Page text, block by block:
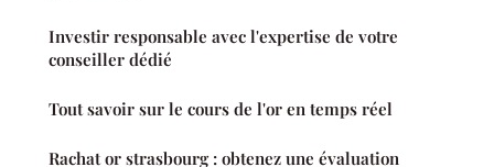
Investir responsable avec l'expertise de votre
conseiller dédié
Tout savoir sur le cours de l'or en temps réel
Rachat or strasbourg : obtenez une évaluation